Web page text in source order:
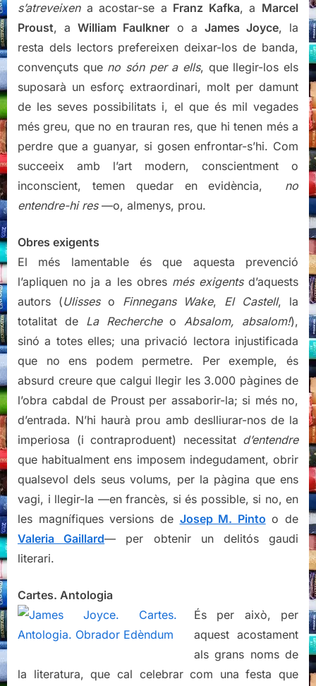
s’atreveixena acostar-se a Franz Kafka, a Marcel
Proust, aWilliam Faulkner o a James Joyce, la
resta dels lectors prefereixen deixar-los de banda,
convençuts que no són per a ells, que llegir-los els
suposarà un esforç extraordinari, molt per damunt
de les seves possibilitats i, el que és mil vegades
més greu, que no en trauran res, que hi tenen més a
perdre que a guanyar, si gosen enfrontar-s’hi. Com
succeeix amb l’art modern, conscientment o
inconscient, temen quedar en evidència, no
entendre-hi res—o, almenys, prou.
Obres exigents
El més lamentable és que aquesta prevenció
l’apliquen no ja a les obres més exigentsd’aquests
autors (Ulisseso Finnegans Wake, El Castell, la
totalitat de La RechercheoAbsalom, absalom!),
sinó a totes elles; una privació lectora injustificada
que no ens podem permetre. Per exemple, és
absurd creure que calgui llegir les 3.000 pàgines de
l’obra cabdal de Proust per assaborir-la; si més no,
d’entrada. N’hi haurà prou amb deslliurar-nos de la
imperiosa (i contraproduent) necessitat d’entendre
que habitualment ens imposem indegudament, obrir
qualsevol dels seus volums, per la pàgina que ens
vagi, i llegir-la —en francès, si és possible, si no, en
les magnífiques versions de Josep M. Pinto o de
Valeria Gaillard— per obtenir un delitós gaudi
literari.
Cartes. Antologia
És per això, per
aquest acostament
als grans noms de
la literatura, que cal celebrar com una festa que